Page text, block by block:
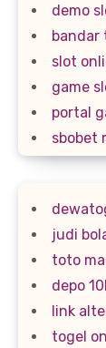
demo
bandar
slot
game
portal
sbobet
judi
toto
depo
link
togel